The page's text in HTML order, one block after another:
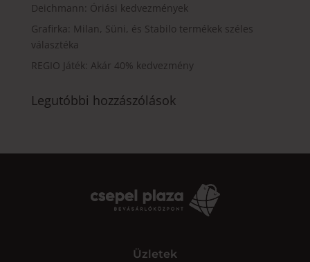
Deichmann: Óriási kedvezmények
Grafirka: Milan, Süni, és Stabilo termékek széles
választéka
REGIO Játék: Akár 40% kedvezmény
Legutóbbi hozzászólások
Üzletek